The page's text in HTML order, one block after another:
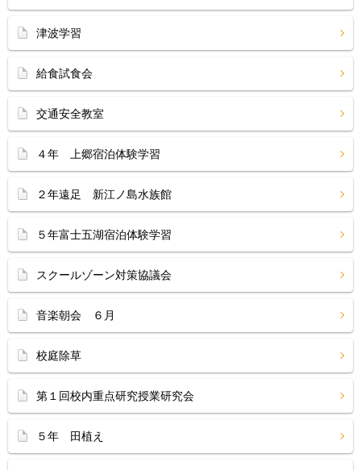
津波学習
給食試食会
交通安全教室
４年 上郷宿泊体験学習
２年遠足 新江ノ島水族館
５年富士五湖宿泊体験学習
スクールゾーン対策協議会
音楽朝会 ６月
校庭除草
第１回校内重点研究授業研究会
５年 田植え